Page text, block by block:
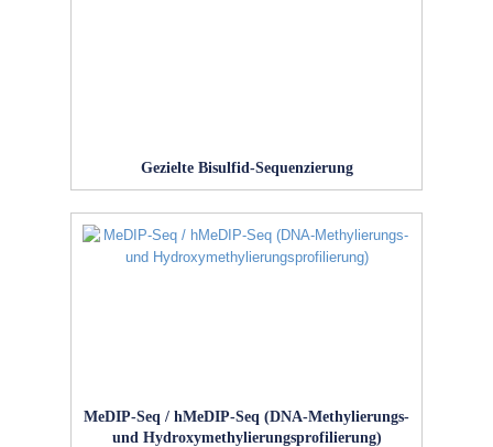
Gezielte Bisulfid-Sequenzierung
MeDIP‑Seq / hMeDIP‑Seq (DNA-Methylierungs-
und Hydroxymethylierungsprofilierung)